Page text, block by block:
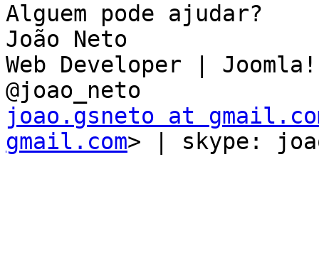
Alguem pode ajudar?
João Neto
Web Developer |
joao.gsneto at
gmail.com> | skype: